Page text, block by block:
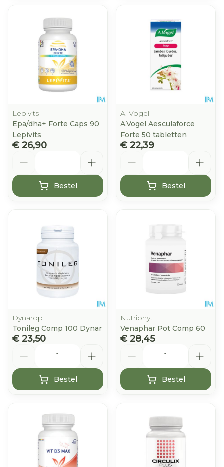
Lepivits
Epa/dha+ Forte Caps 90
Lepivits
€ 26,90
Bestel
A. Vogel
A.Vogel Aesculaforce
Forte 50 tabletten
€ 22,39
Bestel
Dynarop
Tonileg Comp 100 Dynar
€ 23,50
Bestel
Nutriphyt
Venaphar Pot Comp 60
€ 28,45
Bestel